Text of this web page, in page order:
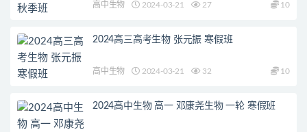
高中生物 2024-03-21 27 10
2024高三高考生物 张元振 寒假班
高中生物 2024-03-21 32 10
2024高中生物 高一 邓康尧生物 一轮 寒假班